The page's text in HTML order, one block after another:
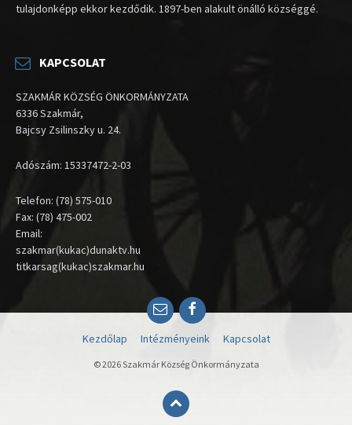
tulajdonképp ekkor kezdődik. 1897-ben alakult önálló községgé.
KAPCSOLAT
SZAKMÁR KÖZSÉG ÖNKORMÁNYZATA
6336 Szakmár,
Bajcsy Zsilinszky u. 24.
Adószám: 15337472-2-03
Telefon: (78) 575-010
Fax: (78) 475-002
Email:
szakmar(kukac)dunaktv.hu
titkarsag(kukac)szakmar.hu
EmailFacebook
Kezdőlap Intézményeink Kapcsolat
© 2026 Szakmár Község Önkormányzata